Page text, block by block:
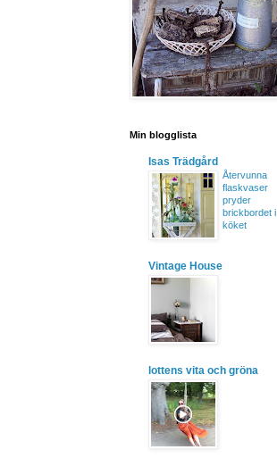
Min blogglista
Isas Trädgård
Återvunna
flaskvaser
pryder
brickbordet i
köket
Vintage House
lottens vita och gröna